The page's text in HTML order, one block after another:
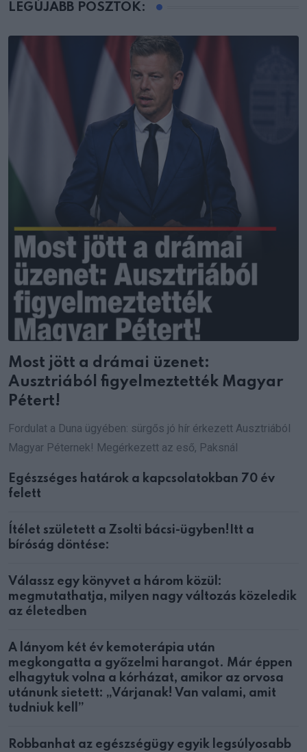
LEGÚJABB POSZTOK:
Most jött a drámai üzenet:
Ausztriából figyelmeztették Magyar
Pétert!
Fordulat a Duna ügyében: sürgős jó hír érkezett Ausztriából
Magyar Péternek! Megérkezett az eső, Paksnál
Egészséges határok a kapcsolatokban 70 év
felett
Ítélet született a Zsolti bácsi-ügyben!Itt a
bíróság döntése:
Válassz egy könyvet a három közül:
megmutathatja, milyen nagy változás közeledik
az életedben
A lányom két év kemoterápia után
megkongatta a győzelmi harangot. Már éppen
elhagytuk volna a kórházat, amikor az orvosa
utánunk sietett: „Várjanak! Van valami, amit
tudniuk kell”
Robbanhat az egészségügy egyik legsúlyosabb